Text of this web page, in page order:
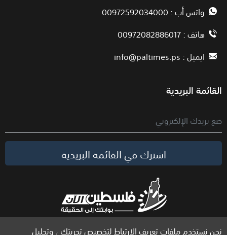
نحن نستخدم ملفات تعريف الارتباط لتخصيص تجربتك ، وتحليل
واتس أب : 00972592034000
هاتف : 00972082886017
ايميل :info@paltimes.ps
القائمة البريدية
اشترك في القائمة البريدية